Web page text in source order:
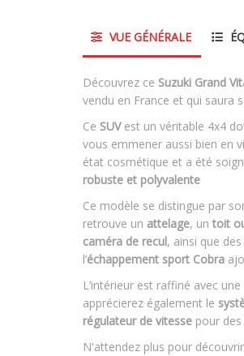
VUE GÉNÉRALE
Découvrez ce Suzuki Grand
vendu en France et qui saura
Ce SUVest un véritable 4x4
vous emmener aussi bien en
état cosmétique et a été
robuste et polyvalente
Ce modèle se distingue par
retrouve un attelage, untoit
caméra de recul, ainsi que des
l’échappement sport Cobra
L’intérieur est raffiné avec
apprécierez également le
régulateur de vitesse pour
N'attendez plus pour